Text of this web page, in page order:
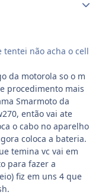
não acha o cell
da motorola so o m
procedimento mais
Smarmoto da
então vai ate
o cabo no aparelho
coloca a bateria.
temina vc vai em
para fazer a
fiz em uns 4 que